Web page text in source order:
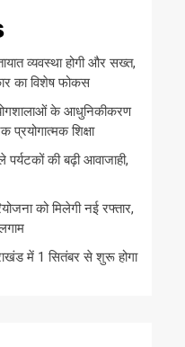
व्यवस्था होगी और सख्त,
का विशेष फोकस
के आधुनिकीकरण
प्रयोगात्मक शिक्षा
की बढ़ी आवाजाही,
को मिलेगी नई रफ्तार,
में 1 सितंबर से शुरू होगा